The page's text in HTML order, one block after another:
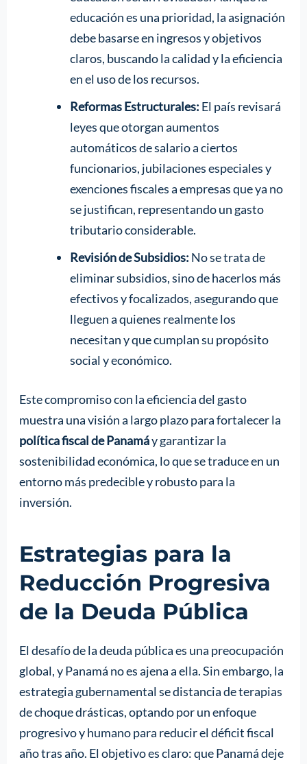
educación es una prioridad, la asignación
debe basarse en ingresos y objetivos
claros, buscando la calidad y la eficiencia
en el uso de los recursos.
Reformas Estructurales: El país revisará
leyes que otorgan aumentos
automáticos de salario a ciertos
funcionarios, jubilaciones especiales y
exenciones fiscales a empresas que ya no
se justifican, representando un gasto
tributario considerable.
Revisión de Subsidios: No se trata de
eliminar subsidios, sino de hacerlos más
efectivos y focalizados, asegurando que
lleguen a quienes realmente los
necesitan y que cumplan su propósito
social y económico.
Este compromiso con la eficiencia del gasto
muestra una visión a largo plazo para fortalecer la
política fiscal de Panamáy garantizar la
sostenibilidad económica, lo que se traduce en un
entorno más predecible y robusto para la
inversión.
Estrategias para la
Reducción Progresiva
de la Deuda Pública
El desafío de la deuda pública es una preocupación
global, y Panamá no es ajena a ella. Sin embargo, la
estrategia gubernamental se distancia de terapias
de choque drásticas, optando por un enfoque
progresivo y humano para reducir el déficit fiscal
año tras año. El objetivo es claro: que Panamá deje